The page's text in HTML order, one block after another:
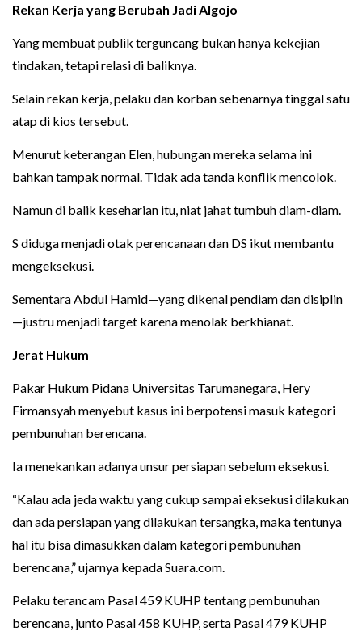
Rekan Kerja yang Berubah Jadi Algojo
Yang membuat publik terguncang bukan hanya kekejian
tindakan, tetapi relasi di baliknya.
Selain rekan kerja, pelaku dan korban sebenarnya tinggal satu
atap di kios tersebut.
Menurut keterangan Elen, hubungan mereka selama ini
bahkan tampak normal. Tidak ada tanda konflik mencolok.
Namun di balik keseharian itu, niat jahat tumbuh diam-diam.
S diduga menjadi otak perencanaan dan DS ikut membantu
mengeksekusi.
Sementara Abdul Hamid—yang dikenal pendiam dan disiplin
—justru menjadi target karena menolak berkhianat.
Jerat Hukum
Pakar Hukum Pidana Universitas Tarumanegara, Hery
Firmansyah menyebut kasus ini berpotensi masuk kategori
pembunuhan berencana.
Ia menekankan adanya unsur persiapan sebelum eksekusi.
“Kalau ada jeda waktu yang cukup sampai eksekusi dilakukan
dan ada persiapan yang dilakukan tersangka, maka tentunya
hal itu bisa dimasukkan dalam kategori pembunuhan
berencana,” ujarnya kepada Suara.com.
Pelaku terancam Pasal 459 KUHP tentang pembunuhan
berencana, junto Pasal 458 KUHP, serta Pasal 479 KUHP